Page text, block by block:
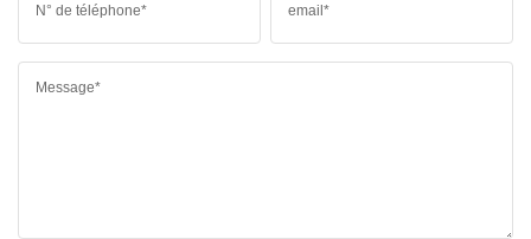
N° de téléphone* email*
Message*